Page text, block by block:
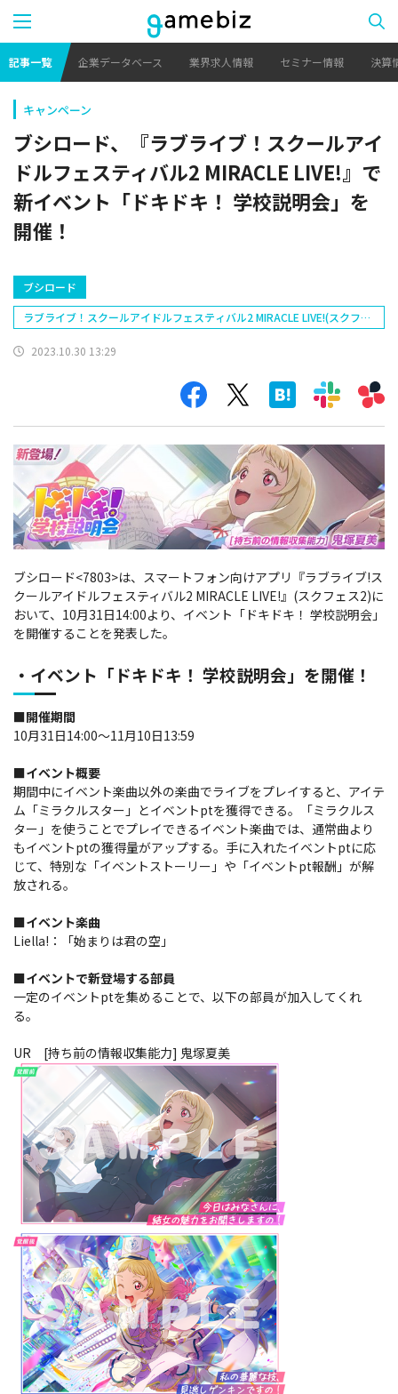
記事一覧 企業データベース 業界求人情報 セミナー情報 決算
キャンペーン
ブシロード、『ラブライブ！スクールアイ
ドルフェスティバル2 MIRACLE LIVE!』で
新イベント「ドキドキ！ 学校説明会」を
開催！
ブシロード
ラブライブ！スクールアイドルフェスティバル2 MIRACLE LIVE!(スクフェ
2023.10.30 13:29
ブシロード<7803>は、スマートフォン向けアプリ『ラブライブ!ス
クールアイドルフェスティバル2 MIRACLE LIVE!』(スクフェス2)に
おいて、 10月31日14:00より、イベント「ドキドキ！ 学校説明会」
を開催することを発表した。
・イベント「ドキドキ！ 学校説明会」を開催！
■開催期間
10月31日14:00～11月10日13:59
■イベント概要
期間中にイベント楽曲以外の楽曲でライブをプレイすると、アイテ
ム「ミラクルスター」とイベントptを獲得できる。「ミラクルス
ター」を使うことでプレイできるイベント楽曲では、通常曲より
もイベントptの獲得量がアップする。手に入れたイベントptに応
じて、特別な「イベントストーリー」や「イベントpt報酬」が解
放される。
■イベント楽曲
Liella!：「始まりは君の空」
■イベントで新登場する部員
一定のイベントptを集めることで、以下の部員が加入してくれ
る。
UR [持ち前の情報収集能力] 鬼塚夏美